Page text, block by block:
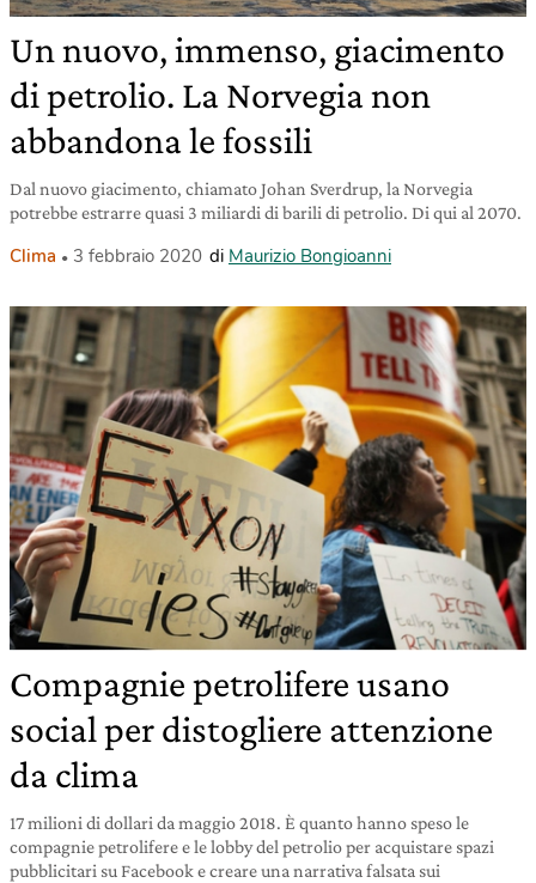
Un nuovo, immenso, giacimento
di petrolio. La Norvegia non
abbandona le fossili
Dal nuovo giacimento, chiamato Johan Sverdrup, la Norvegia
potrebbe estrarre quasi 3 miliardi di barili di petrolio. Di qui al 2070.
Clima 3 febbraio 2020 di Maurizio Bongioanni
Compagnie petrolifere usano
social per distogliere attenzione
da clima
17 milioni di dollari da maggio 2018. È quanto hanno speso le
compagnie petrolifere e le lobby del petrolio per acquistare spazi
pubblicitari su Facebook e creare una narrativa falsata sui